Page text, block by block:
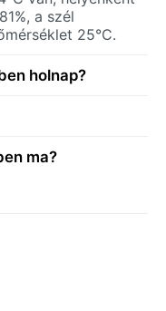
a szél
25°C.
holnap?
ma?